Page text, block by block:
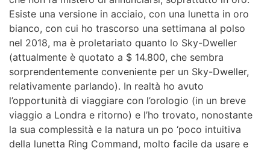
Esiste una versione in acciaio, con una lunetta in oro
bianco, con cui ho trascorso una settimana al polso
nel 2018, ma è proletariato quanto lo Sky-Dweller
(attualmente è quotato a $ 14.800, che sembra
sorprendentemente conveniente per un Sky-Dweller,
relativamente parlando). In realtà ho avuto
l’opportunità di viaggiare con l’orologio (in un breve
viaggio a Londra e ritorno) e l’ho trovato, nonostante
la sua complessità e la natura un po ‘poco intuitiva
della lunetta Ring Command, molto facile da usare e